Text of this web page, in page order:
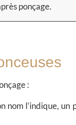
ponçage.
:
nom l’indique,